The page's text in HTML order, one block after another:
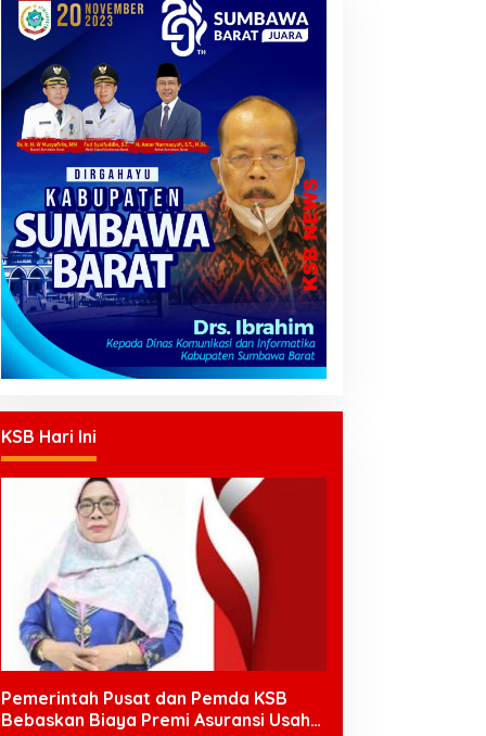
KSB Hari Ini
Pemerintah Pusat dan Pemda KSB
Bebaskan Biaya Premi Asuransi Usaha